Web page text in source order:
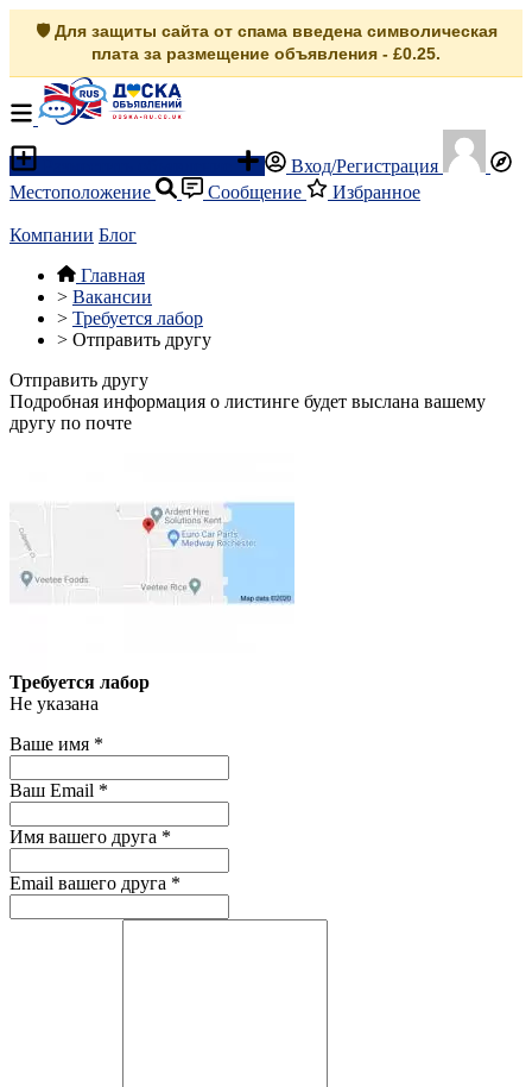
🛡️ Для защиты сайта от спама введена символическая
плата за размещение объявления - £0.25.
Вход/Регистрация
Местоположение
Сообщение Избранное
Компании Блог
Главная
> Вакансии
> Требуется лабор
> Отправить другу
Отправить другу
Подробная информация о листинге будет выслана вашему
другу по почте
Требуется лабор
Не указана
Ваше имя *
Ваш Email *
Имя вашего друга *
Email вашего друга *